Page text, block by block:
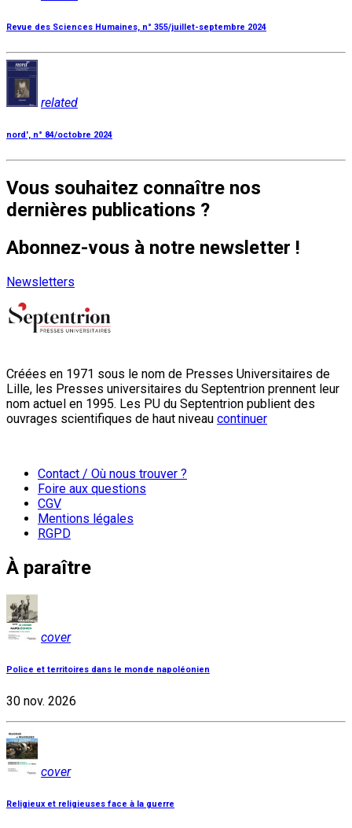
Revue des Sciences Humaines, n° 355/juillet-septembre 2024
related
nord', n° 84/octobre 2024
Vous souhaitez connaître nos
dernières publications ?
Abonnez-vous à notre newsletter !
Newsletters
Créées en 1971 sous le nom de Presses Universitaires de
Lille, les Presses universitaires du Septentrion prennent leur
nom actuel en 1995. Les PU du Septentrion publient des
ouvrages scientifiques de haut niveau continuer
Contact / Où nous trouver ?
Foire aux questions
CGV
Mentions légales
RGPD
À paraître
cover
Police et territoires dans le monde napoléonien
30 nov. 2026
cover
Religieux et religieuses face à la guerre